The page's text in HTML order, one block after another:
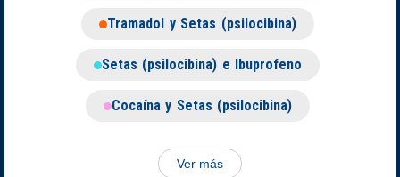
Tramadol y Setas (psilocibina)
Setas (psilocibina) e Ibuprofeno
Cocaína y Setas (psilocibina)
Ver más